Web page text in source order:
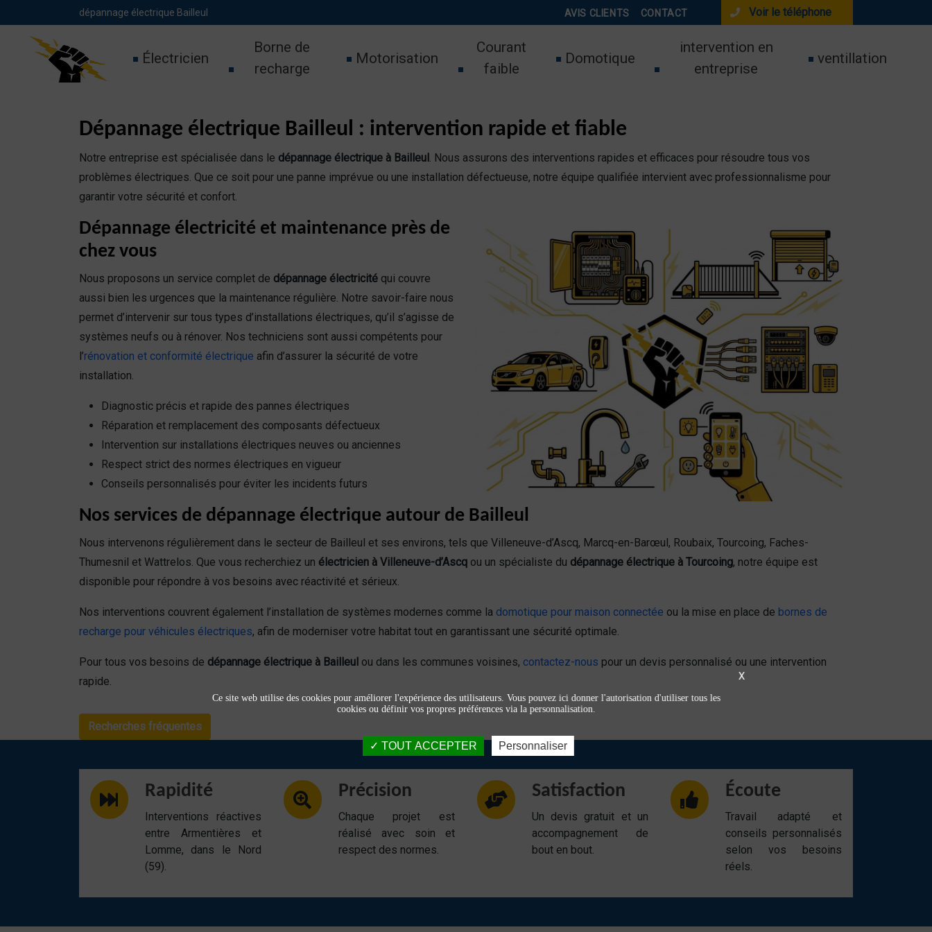
dépannage électrique Bailleul AVIS CLIENTS CONTACT Voir le téléphone
Électricien
Borne de
recharge
Motorisation
Courant
faible
Domotique
intervention en
entreprise
ventillation
Dépannage électrique Bailleul : intervention rapide et fiable
Notre entreprise est spécialisée dans le dépannage électrique à Bailleul . Nous assurons des interventions rapides et efficaces pour résoudre tous vos
problèmes électriques. Que ce soit pour une panne imprévue ou une installation défectueuse, notre équipe qualifiée intervient avec professionnalisme pour
garantir votre sécurité et confort.
Dépannage électricité et maintenance près de
chez vous
Nous proposons un service complet de dépannage électricité qui couvre
aussi bien les urgences que la maintenance régulière. Notre savoir-faire nous
permet d’intervenir sur tous types d’installations électriques, qu’il s’agisse de
systèmes neufs ou à rénover. Nos techniciens sont aussi compétents pour
l’rénovation et conformité électrique afin d’assurer la sécurité de votre
installation.
Diagnostic précis et rapide des pannes électriques
Réparation et remplacement des composants défectueux
Intervention sur installations électriques neuves ou anciennes
Respect strict des normes électriques en vigueur
Conseils personnalisés pour éviter les incidents futurs
Nos services de dépannage électrique autour de Bailleul
Nous intervenons régulièrement dans le secteur de Bailleul et ses environs, tels que Villeneuve-d’Ascq, Marcq-en-Barœul, Roubaix, Tourcoing, Faches-
Thumesnil et Wattrelos. Que vous recherchiez un électricien à Villeneuve-d’Ascq ou un spécialiste du dépannage électrique à Tourcoing, notre équipe est
disponible pour répondre à vos besoins avec réactivité et sérieux.
Nos interventions couvrent également l’installation de systèmes modernes comme la domotique pour maison connectée ou la mise en place de bornes de
recharge pour véhicules électriques, afin de moderniser votre habitat tout en garantissant une sécurité optimale.
Pour tous vos besoins de dépannage électrique à Bailleul ou dans les communes voisines, contactez-nous pour un devis personnalisé ou une intervention
rapide.
Recherches fréquentes
Rapidité
Interventions réactives
entre Armentières et
Lomme, dans le Nord
(59).
Précision
Chaque projet est
réalisé avec soin et
respect des normes.
Satisfaction
Un devis gratuit et un
accompagnement de
bout en bout.
Écoute
Travail adapté et
conseils personnalisés
selon vos besoins
réels.
Panneau de gestion des cookies
X
Ce site web utilise des cookies pour améliorer l'expérience des utilisateurs. Vous pouvez ici donner l'autorisation d'utiliser tous les
cookies ou définir vos propres préférences via la personnalisation.
TOUT ACCEPTER Personnaliser